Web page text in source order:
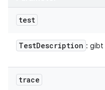
test
TestDescription : gibt
trace